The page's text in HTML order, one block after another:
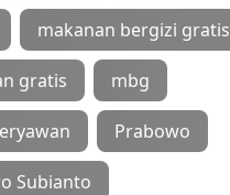
makanan bergizi gratis
gratis mbg
Prabowo
Subianto